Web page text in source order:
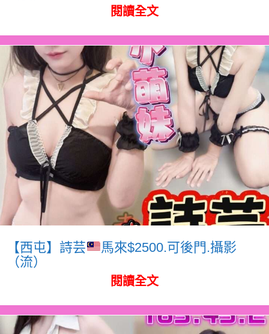
閱讀全文
【西屯】詩芸
馬來$2500.可後門.攝影
（流）
閱讀全文